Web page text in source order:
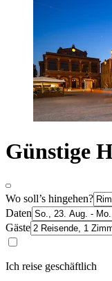
Günstige
Wo soll’s hingehen?
Daten
Gäste
Ich reise geschäftlich